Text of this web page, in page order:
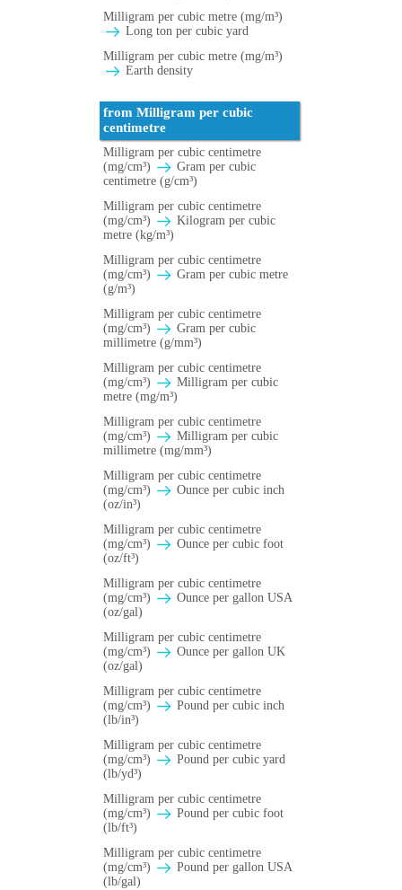
Milligram per cubic metre (mg/m³)
Long ton per cubic yard
Milligram per cubic metre (mg/m³)
Earth density
from Milligram per cubic
centimetre
Milligram per cubic centimetre
(mg/cm³)
Gram per cubic
centimetre (g/cm³)
Milligram per cubic centimetre
(mg/cm³)
Kilogram per cubic
metre (kg/m³)
Milligram per cubic centimetre
(mg/cm³)
Gram per cubic metre
(g/m³)
Milligram per cubic centimetre
(mg/cm³)
Gram per cubic
millimetre (g/mm³)
Milligram per cubic centimetre
(mg/cm³)
Milligram per cubic
metre (mg/m³)
Milligram per cubic centimetre
(mg/cm³)
Milligram per cubic
millimetre (mg/mm³)
Milligram per cubic centimetre
(mg/cm³)
Ounce per cubic inch
(oz/in³)
Milligram per cubic centimetre
(mg/cm³)
Ounce per cubic foot
(oz/ft³)
Milligram per cubic centimetre
(mg/cm³)
Ounce per gallon USA
(oz/gal)
Milligram per cubic centimetre
(mg/cm³)
Ounce per gallon UK
(oz/gal)
Milligram per cubic centimetre
(mg/cm³)
Pound per cubic inch
(lb/in³)
Milligram per cubic centimetre
(mg/cm³)
Pound per cubic yard
(lb/yd³)
Milligram per cubic centimetre
(mg/cm³)
Pound per cubic foot
(lb/ft³)
Milligram per cubic centimetre
(mg/cm³)
Pound per gallon USA
(lb/gal)